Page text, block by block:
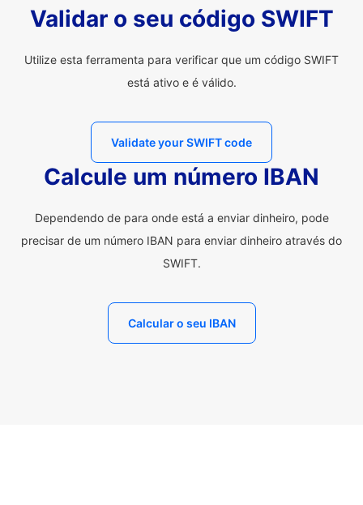
Validar o seu código SWIFT
Utilize esta ferramenta para verificar que um código SWIFT
está ativo e é válido.
Validate your SWIFT code
Calcule um número IBAN
Dependendo de para onde está a enviar dinheiro, pode
precisar de um número IBAN para enviar dinheiro através do
SWIFT.
Calcular o seu IBAN